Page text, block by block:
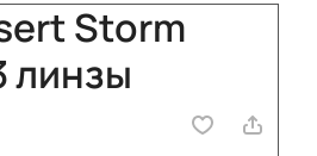
Storm
линзы